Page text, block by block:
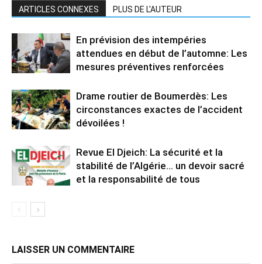
ARTICLES CONNEXES PLUS DE L'AUTEUR
En prévision des intempéries
attendues en début de l’automne: Les
mesures préventives renforcées
Drame routier de Boumerdès: Les
circonstances exactes de l’accident
dévoilées !
Revue El Djeich: La sécurité et la
stabilité de l’Algérie… un devoir sacré
et la responsabilité de tous
LAISSER UN COMMENTAIRE